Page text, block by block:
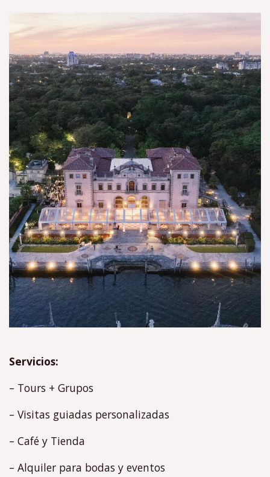
Servicios:
– Tours + Grupos
– Visitas guiadas personalizadas
– Café y Tienda
– Alquiler para bodas y eventos